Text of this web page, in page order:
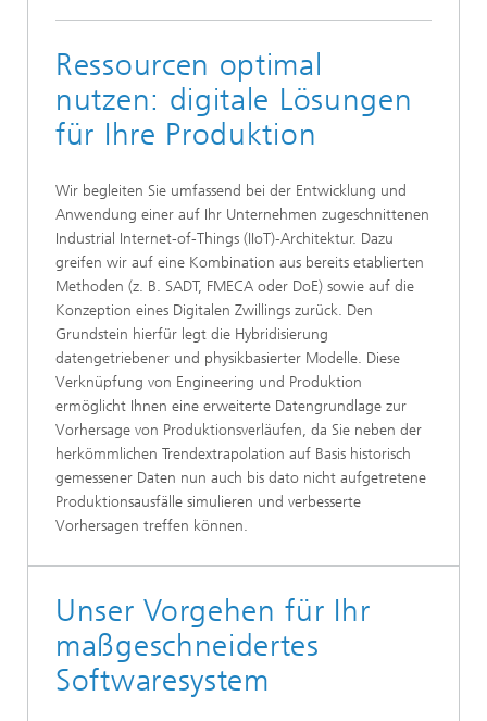
Ressourcen optimal
nutzen: digitale Lösungen
für Ihre Produktion
Wir begleiten Sie umfassend bei der Entwicklung und
Anwendung einer auf Ihr Unternehmen zugeschnittenen
Industrial Internet-of-Things (IIoT)-Architektur. Dazu
greifen wir auf eine Kombination aus bereits etablierten
Methoden (z. B. SADT, FMECA oder DoE) sowie auf die
Konzeption eines Digitalen Zwillings zurück. Den
Grundstein hierfür legt die Hybridisierung
datengetriebener und physikbasierter Modelle. Diese
Verknüpfung von Engineering und Produktion
ermöglicht Ihnen eine erweiterte Datengrundlage zur
Vorhersage von Produktionsverläufen, da Sie neben der
herkömmlichen Trendextrapolation auf Basis historisch
gemessener Daten nun auch bis dato nicht aufgetretene
Produktionsausfälle simulieren und verbesserte
Vorhersagen treffen können.
Unser Vorgehen für Ihr
maßgeschneidertes
Softwaresystem